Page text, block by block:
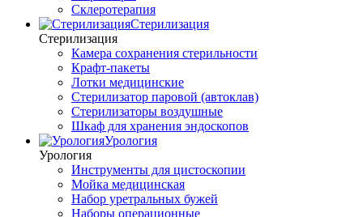
Склеротерапия
Стерилизация
Стерилизация
Камера сохранения стерильности
Крафт-пакеты
Лотки медицинские
Стерилизатор паровой (автоклав)
Стерилизаторы воздушные
Шкаф для хранения эндоскопов
Урология
Урология
Инструменты для цистоскопии
Мойка медицинская
Набор уретральных бужей
Наборы операционные